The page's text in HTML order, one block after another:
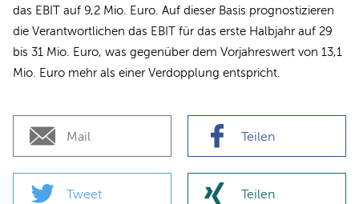
das EBIT auf 9,2 Mio. Euro. Auf dieser Basis prognostizieren
die Verantwortlichen das EBIT für das erste Halbjahr auf 29
bis 31 Mio. Euro, was gegenüber dem Vorjahreswert von 13,1
Mio. Euro mehr als einer Verdopplung entspricht.
Mail Teilen
Tweet Teilen